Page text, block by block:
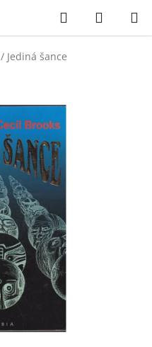
Hledat
KOŠÍK
/ Jediná šance